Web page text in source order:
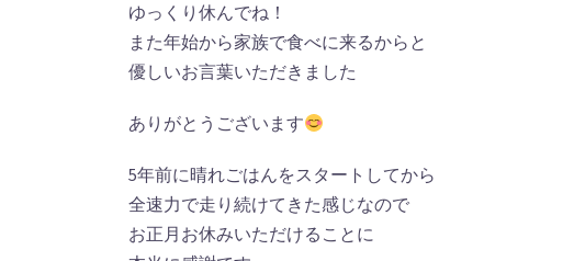
ゆっくり休んでね！
また年始から家族で食べに来るからと
優しいお言葉いただきました
ありがとうございます
5年前に晴れごはんをスタートしてから
全速力で走り続けてきた感じなので
お正月お休みいただけることに